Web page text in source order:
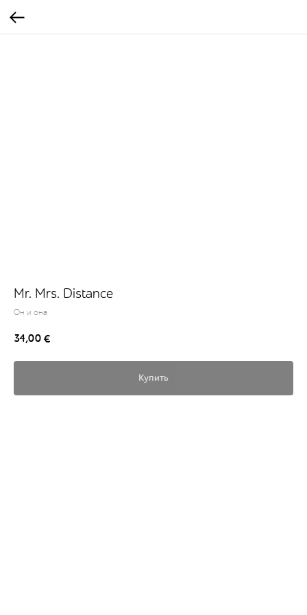
Mr. Mrs. Distance
Он и она
34,00 €
Купить